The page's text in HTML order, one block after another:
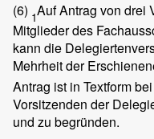
(6) 1Auf Antrag von drei
Mitglieder des
kann die
Mehrheit der
Antrag ist in Textform
Vorsitzenden der
und zu begründen.